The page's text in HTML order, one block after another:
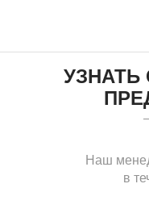
УЗНАТЬ
Наш
в